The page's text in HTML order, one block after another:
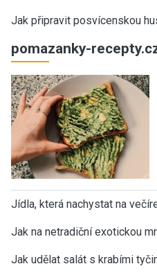
Jak připravit posvícenskou
pomazanky-
Jídla, která nachystat na
Jak na netradiční exotickou
Jak udělat salát s krabími